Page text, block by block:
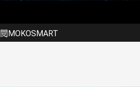
MOKOSMART